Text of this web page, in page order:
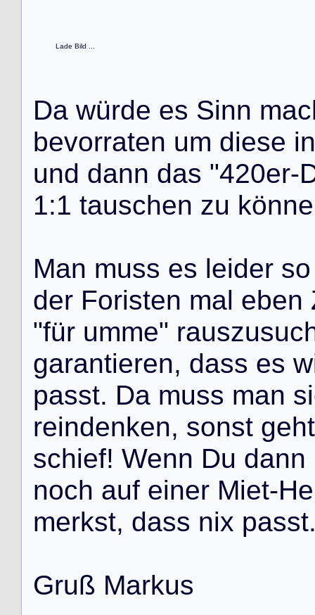
Lade Bild ...
Da würde es Sinn mac
bevorraten um diese in
und dann das "420er-
1:1 tauschen zu könne
Man muss es leider so
der Foristen mal eben
"für umme" rauszusuc
garantieren, dass es w
passt. Da muss man si
reindenken, sonst geht
schief! Wenn Du dann
noch auf einer Miet-He
merkst, dass nix passt
Gruß Markus